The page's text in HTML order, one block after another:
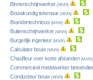
Binnenschrijnwerker (M/V/X)
Bouwkundig tekenaar (M/V/X)
Brandertechnicus (M/V/X)
Buitenschrijnwerker (M/V/X)
Burgerlijk ingenieur (M/V/X)
Calculator bouw (M/V/X)
Chauffeur over korte afstanden (M/V/X)
Commercieel medewerker
Conducteur bouw (M/V/X)